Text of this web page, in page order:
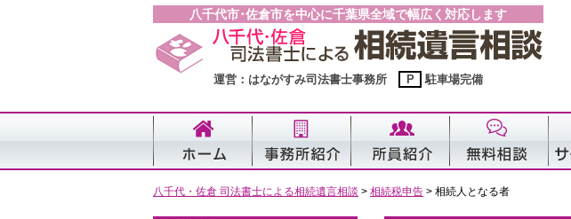
八千代市･佐倉市を中心に千葉県全域で幅広く対応します
運営：はながすみ司法書士事務所 P 駐車場完備
八千代・佐倉 司法書士による相続遺言相談 > 相続税申告 > 相続人となる者